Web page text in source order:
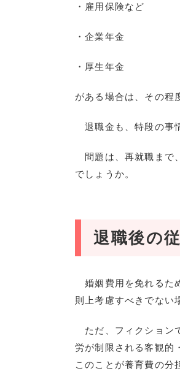
・雇用保険など
・企業年金
・厚生年金
がある場合は、その程
退職金も、特段の事
問題は、再就職まで
でしょうか。
退職後の
婚姻費用を免れるた
則上考慮すべきでない
ただ、フィクション
労が制限される客観的
このことが養育費の分